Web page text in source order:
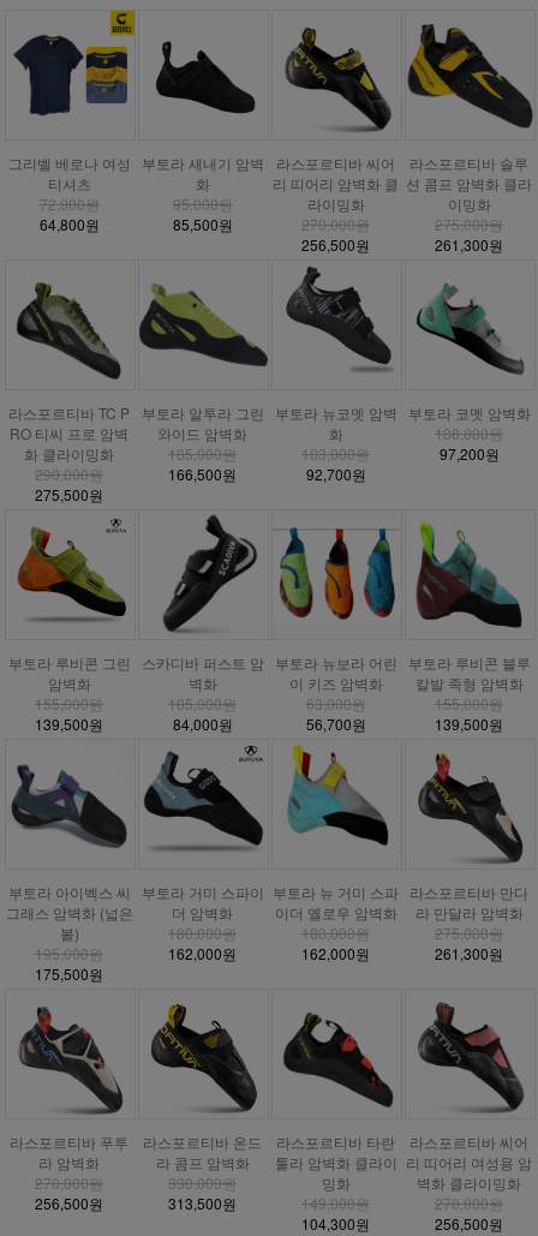
그리벨 베로나 여성
티셔츠
72,000원
64,800원
부토라 새내기 암벽
화
95,000원
85,500원
라스포르티바 씨어
리 띠어리 암벽화 클
라이밍화
270,000원
256,500원
라스포르티바 솔루
션 콤프 암벽화 클라
이밍화
275,000원
261,300원
라스포르티바 TC P
RO 티씨 프로 암벽
화 클라이밍화
290,000원
275,500원
부토라 알투라 그린
와이드 암벽화
185,000원
166,500원
부토라 뉴코멧 암벽
화
103,000원
92,700원
부토라 코멧 암벽화
108,000원
97,200원
부토라 루비콘 그린
암벽화
155,000원
139,500원
스카디바 퍼스트 암
벽화
105,000원
84,000원
부토라 뉴보라 어린
이 키즈 암벽화
63,000원
56,700원
부토라 루비콘 블루
칼발 족형 암벽화
155,000원
139,500원
부토라 아이벡스 씨
그래스 암벽화 (넓은
볼)
195,000원
175,500원
부토라 거미 스파이
더 암벽화
180,000원
162,000원
부토라 뉴 거미 스파
이더 옐로우 암벽화
180,000원
162,000원
라스포르티바 만다
라 만달라 암벽화
275,000원
261,300원
라스포르티바 푸투
라 암벽화
270,000원
256,500원
라스포르티바 온드
라 콤프 암벽화
330,000원
313,500원
라스포르티바 타란
툴라 암벽화 클라이
밍화
149,000원
104,300원
라스포르티바 씨어
리 띠어리 여성용 암
벽화 클라이밍화
270,000원
256,500원